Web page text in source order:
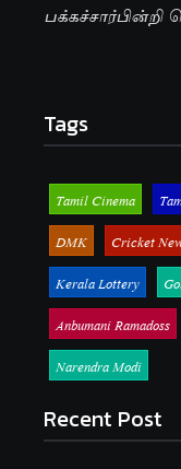
பக்கச்சார்பின்றி
Tags
Tamil Cinema
DMK
Cricket
Kerala Lottery
Anbumani Ramadoss
Narendra Modi
Recent Post